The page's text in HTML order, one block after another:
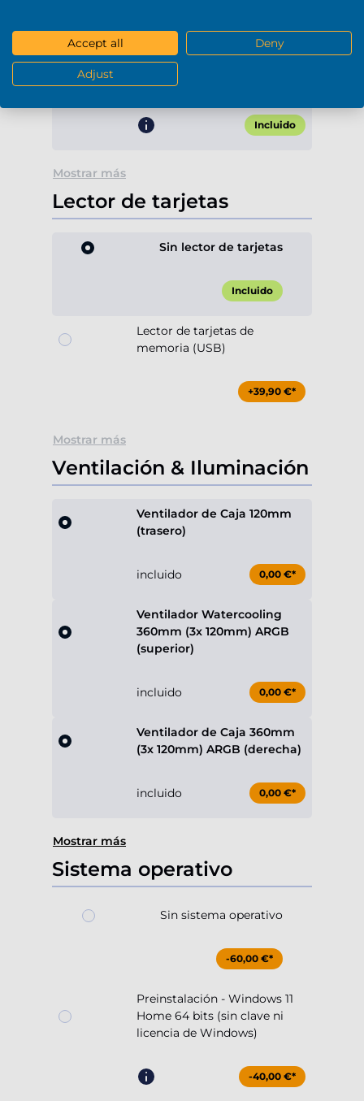
WiFi 6E + Bluetooth 5.3
(Onboard)
Incluido
Mostrar más
Lector de tarjetas
Sin lector de tarjetas
Incluido
Lector de tarjetas de
memoria (USB)
+39,90 €*
Mostrar más
Ventilación & Iluminación
Ventilador de Caja 120mm
(trasero)
incluido 0,00 €*
Ventilador Watercooling
360mm (3x 120mm) ARGB
(superior)
incluido 0,00 €*
Ventilador de Caja 360mm
(3x 120mm) ARGB (derecha)
incluido 0,00 €*
Mostrar más
Sistema operativo
Sin sistema operativo
-60,00 €*
Preinstalación - Windows 11
Home 64 bits (sin clave ni
licencia de Windows)
-40,00 €*
Accept all Deny
Adjust